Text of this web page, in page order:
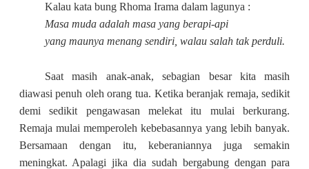
Kalau kata bung Rhoma Irama dalam lagunya :
Masa muda adalah masa yang berapi-api
yang maunya menang sendiri, walau salah tak perduli.
Saat masih anak-anak, sebagian besar kita masih
diawasi penuh oleh orang tua. Ketika beranjak remaja, sedikit
demi sedikit pengawasan melekat itu mulai berkurang.
Remaja mulai memperoleh kebebasannya yang lebih banyak.
Bersamaan dengan itu, keberaniannya juga semakin
meningkat. Apalagi jika dia sudah bergabung dengan para